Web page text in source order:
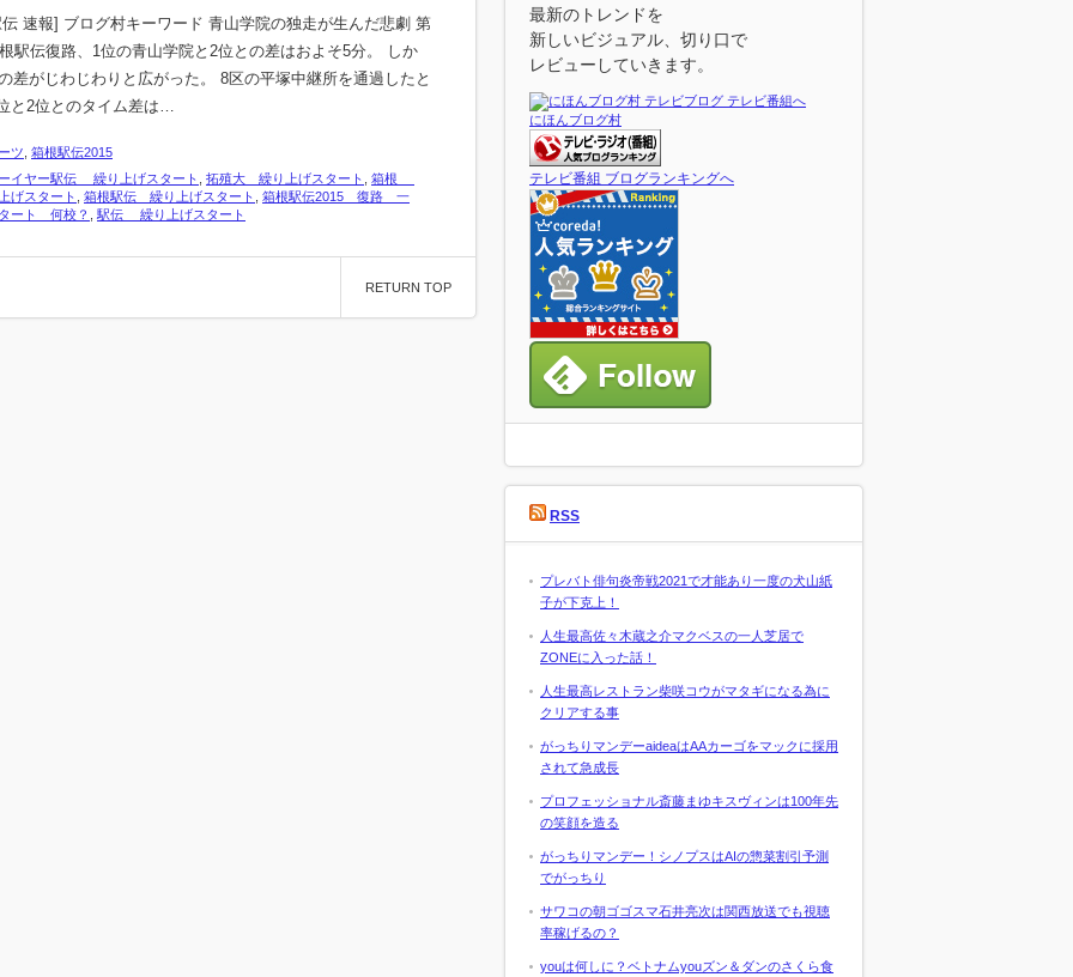
伝 速報] ブログ村キーワード 青山学院の独走が生んだ悲劇 第
駅伝復路、1位の青山学院と2位との差はおよそ5分。 しか
差がじわじわりと広がった。 8区の平塚中継所を通過したと
と2位とのタイム差は…
ツ 箱根駅伝2015
イヤー駅伝 繰り上げスタート
拓殖大 繰り上げスタート
箱根
げスタート
箱根駅伝 繰り上げスタート
箱根駅伝2015 復路 一
ート 何校？
駅伝 繰り上げスタート
RETURN TOP
最新のトレンドを
新しいビジュアル、切り口で
レビューしていきます。
にほんブログ村
テレビ番組 ブログランキングへ
RSS
プレバト俳句炎帝戦2021で才能あり一度の犬山紙
子が下克上！
人生最高佐々木蔵之介マクベスの一人芝居で
ZONEに入った話！
人生最高レストラン柴咲コウがマタギになる為に
クリアする事
がっちりマンデーaideaはAAカーゴをマックに採用
されて急成長
プロフェッショナル斎藤まゆキスヴィンは100年先
の笑顔を造る
がっちりマンデー！シノプスはAIの惣菜割引予測
でがっちり
サワコの朝ゴゴスマ石井亮次は関西放送でも視聴
率稼げるの？
youは何しに？ベトナムyouズン＆ダンのさくら食